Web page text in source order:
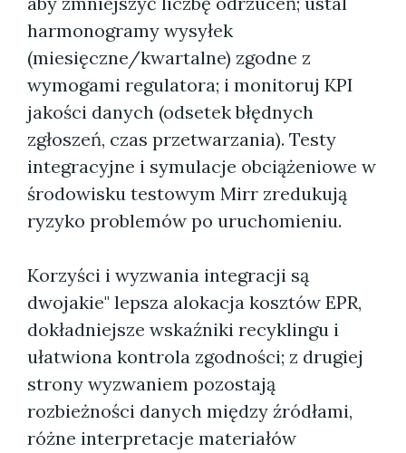
harmonogramy wysyłek
(miesięczne/kwartalne) zgodne z
wymogami regulatora; i monitoruj KPI
jakości danych (odsetek błędnych
zgłoszeń, czas przetwarzania). Testy
integracyjne i symulacje obciążeniowe w
środowisku testowym Mirr zredukują
ryzyko problemów po uruchomieniu.
Korzyści i wyzwania integracji są
dwojakie" lepsza alokacja kosztów EPR,
dokładniejsze wskaźniki recyklingu i
ułatwiona kontrola zgodności; z drugiej
strony wyzwaniem pozostają
rozbieżności danych między źródłami,
różne interpretacje materiałów